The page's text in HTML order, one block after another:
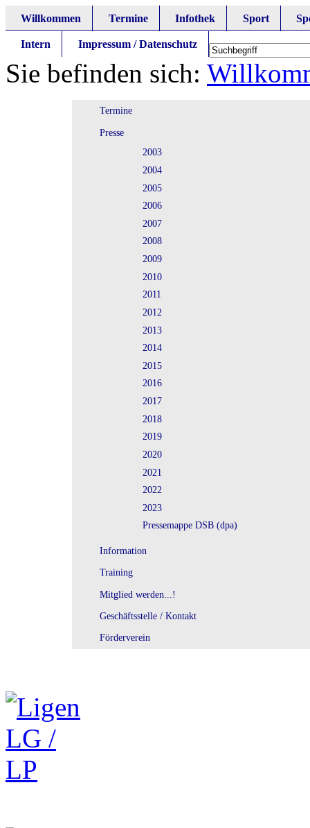
Willkommen Termine Infothek Sport
Intern Impressum / Datenschutz
Sie befinden sich:
Termine
Presse
2003
2004
2005
2006
2007
2008
2009
2010
2011
2012
2013
2014
2015
2016
2017
2018
2019
2020
2021
2022
2023
Pressemappe DSB (dpa)
Information
Training
Mitglied werden...!
Geschäftsstelle / Kontakt
Förderverein